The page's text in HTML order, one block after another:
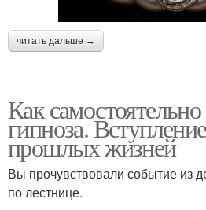
читать дальше →
Как
гипноза.
прошлых жизней
Вы прочувствовали событие из
по лестнице.